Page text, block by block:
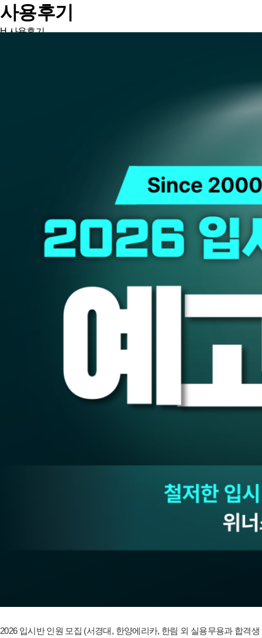
사용후기
H사용후기
2026 입시반 인원 모집 (서경대, 한양에리카, 한림 외 실용무용과 합격